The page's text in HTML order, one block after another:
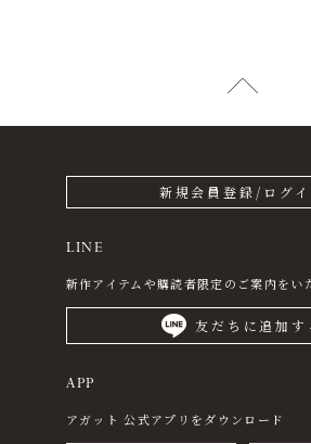
新規会員登録/ログイ
LINE
新作アイテムや購読者限定のご案内をい
友だちに追加す
APP
アガット 公式アプリをダウンロード